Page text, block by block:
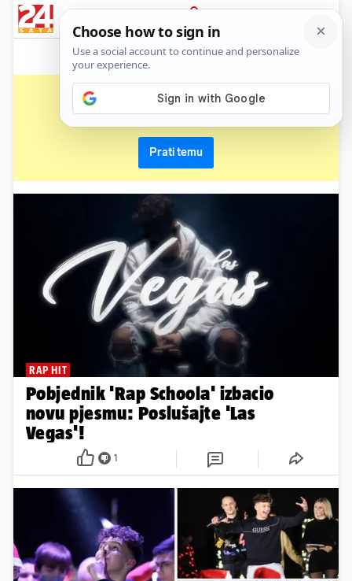
PRIJAVA
News
rap school
Prati temu
RAP HIT
Pobjednik 'Rap Schoola' izbacio
novu pjesmu: Poslušajte 'Las
Vegas'!
1